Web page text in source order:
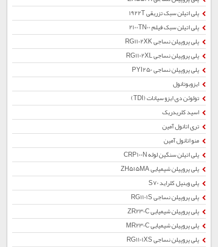
پلی اتیلن سبک تزریقی 1922T
پلی اتیلن سبک فیلم 2100TN00
پلی پروپیلن نساجی RG1102XK
پلی پروپیلن نساجی RG1102XL
پلی پروپیلن نساجی PYI250
ایزوبوتانول
تولوئن دی ایزو سیانات (TDI)
اسید کلریدریک
تری اتانول آمین
منو اتانول آمین
پلی اتیلن سنگین لوله CRP100N
پلی پروپیلن شیمیایی ZH515MA
پلی وینیل کلراید S70
پلی پروپیلن نساجی RG1101S
پلی پروپیلن شیمیایی ZR230C
پلی پروپیلن شیمیایی MR230C
پلی پروپیلن نساجی RG1101XS